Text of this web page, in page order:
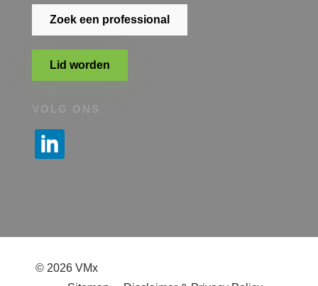
Zoek een professional
Lid worden
VOLG ONS
© 2026 VMx